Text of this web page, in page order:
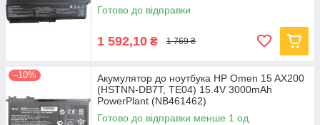
Готово до відправки
1 592,10 ₴ 1 769 ₴
–10%
Акумулятор до ноутбука HP Omen 15 AX200
(HSTNN-DB7T, TE04) 15.4V 3000mAh
PowerPlant (NB461462)
Готово до відправки менше 1 од.